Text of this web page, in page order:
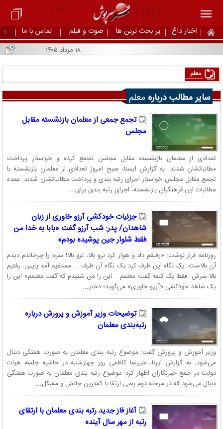
اخبار داغ پر بحث ترین ها صوت و فیلم تماس با ما
۱۸ مرداد ۱۴۰۵
معلم
سایر مطالب درباره معلم
تجمع جمعی از معلمان بازنشسته مقابل
مجلس
تعدادی از معلمان بازنشسته مقابل مجلس تجمع کرده و خواستار پرداخت
مطالباتشان شدند. به گزارش ایسنا، صبح امروز تعدادی از معلمان بازنشسته با
تجمع مقابل مجلس خواستار اجرای رتبه بندی و پرداخت مطالباتشان شدند. عمده
مطالبات این فرهنگیان بازنشسته، اجرای رتبه بندی برای...
جزئیات خودکشی آرزو خاوری از زبان
شاهدان/ پدر: شب آرزو گفت «بابا به خدا من
فقط شلوار جین پوشیده بودم»
روزنامه فراز نوشت: «رفیقم داد و هوار کرد نرو بالا، نرو بالا! سرم را چرخاندم دیدم
آن بالاست. یک نگاه این طرف کرد یک نگاه آن طرف ... مستقیم آمد پایین. رفتیم
بالا سرش. فقط یک کلمه گفت معلمم... این را من شنیدم که گفت معلمم» این را
یک شاهد خودکشی «آرزو خاوری» می‌گوید؛ دختر...
توضیحات وزیر آموزش و پرورش درباره
رتبه‌بندی معلمان
وزیر آموزش و پرورش گفت: موضوع رتبه بندی معلمان به صورت هفتگی دنبال
می‌شود. به گزارش ایرنا، علیرضا کاظمی روز چهارشنبه در حاشیه جلسه هیات
دولت در جمع خبرنگاران اظهار کرد: موضوع رتبه بندی معلمان به صورت هفتگی
دنبال می‌شود که در مرحله دوم یعنی ارتقا با کمترین چالش و مشکل...
آغاز فاز جدید رتبه بندی معلمان با ارتقای
رتبه از مهر سال آینده